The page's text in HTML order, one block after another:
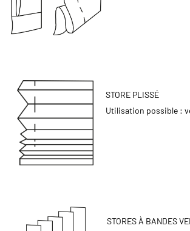
STORE PLISSÉ
Utilisation possible :
STORES À BANDES